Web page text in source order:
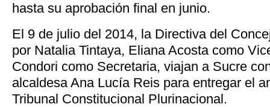
hasta su aprobación final en junio.
El 9 de julio del 2014, la Directiva del
por Natalia Tintaya, Eliana Acosta como
Condori como Secretaria, viajan a Sucre
alcaldesa Ana Lucía Reis para entregar el
Tribunal Constitucional Plurinacional.